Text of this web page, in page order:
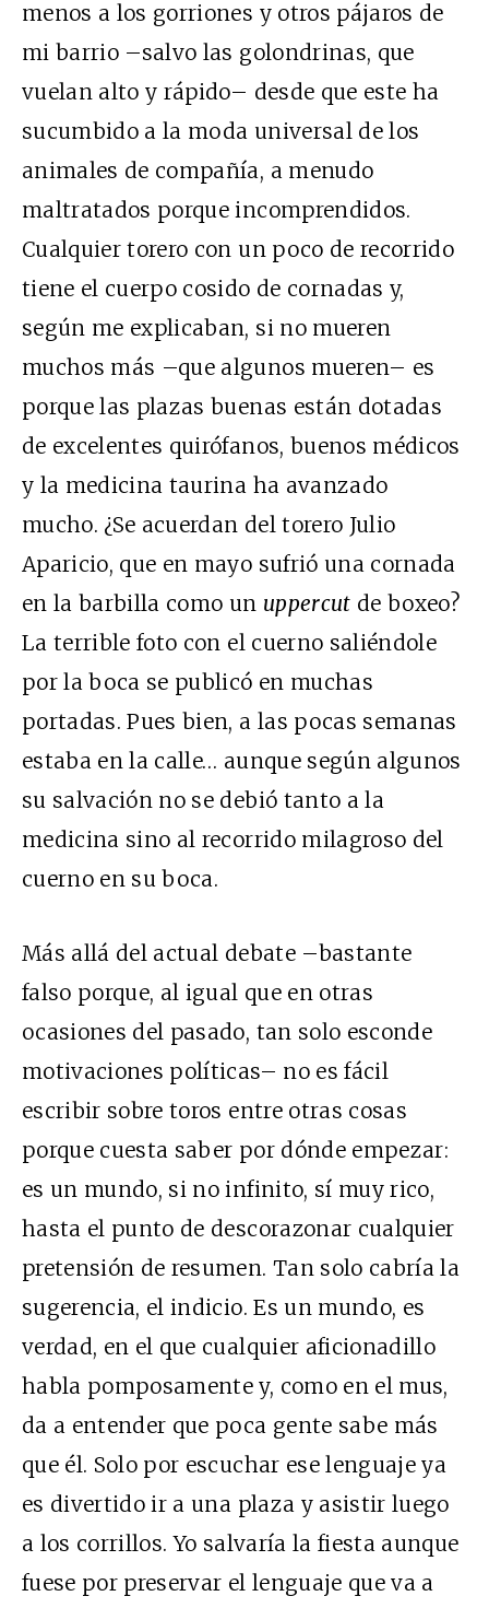
menos a los gorriones y otros pájaros de
mi barrio –salvo las golondrinas, que
vuelan alto y rápido– desde que este ha
sucumbido a la moda universal de los
animales de compañía, a menudo
maltratados porque incomprendidos.
Cualquier torero con un poco de recorrido
tiene el cuerpo cosido de cornadas y,
según me explicaban, si no mueren
muchos más –que algunos mueren– es
porque las plazas buenas están dotadas
de excelentes quirófanos, buenos médicos
y la medicina taurina ha avanzado
mucho. ¿Se acuerdan del torero Julio
Aparicio, que en mayo sufrió una cornada
en la barbilla como un uppercut de boxeo?
La terrible foto con el cuerno saliéndole
por la boca se publicó en muchas
portadas. Pues bien, a las pocas semanas
estaba en la calle… aunque según algunos
su salvación no se debió tanto a la
medicina sino al recorrido milagroso del
cuerno en su boca.
Más allá del actual debate –bastante
falso porque, al igual que en otras
ocasiones del pasado, tan solo esconde
motivaciones políticas– no es fácil
escribir sobre toros entre otras cosas
porque cuesta saber por dónde empezar:
es un mundo, si no infinito, sí muy rico,
hasta el punto de descorazonar cualquier
pretensión de resumen. Tan solo cabría la
sugerencia, el indicio. Es un mundo, es
verdad, en el que cualquier aficionadillo
habla pomposamente y, como en el mus,
da a entender que poca gente sabe más
que él. Solo por escuchar ese lenguaje ya
es divertido ir a una plaza y asistir luego
a los corrillos. Yo salvaría la fiesta aunque
fuese por preservar el lenguaje que va a